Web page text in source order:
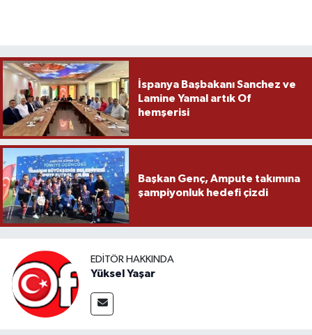
İspanya Başbakanı Sanchez ve
Lamine Yamal artık Of
hemşerisi
Başkan Genç, Ampute takımına
şampiyonluk hedefi çizdi
EDITÖR HAKKINDA
Yüksel Yaşar